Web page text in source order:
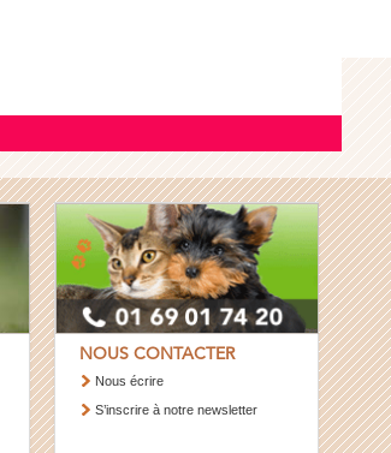
NOUS CONTACTER
Nous écrire
S’inscrire à notre newsletter